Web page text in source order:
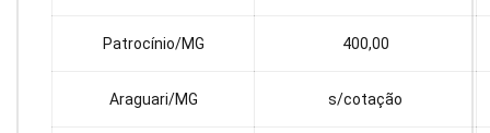
Patrocínio/MG 400,00
Araguari/MG s/cotação